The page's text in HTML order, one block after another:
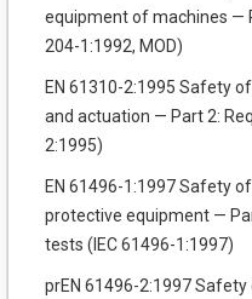
equipment of machines —
204-1:1992, MOD)
EN 61310-2:1995 Safety
and actuation — Part 2:
2:1995)
EN 61496-1:1997 Safety
protective equipment —
tests (IEC 61496-1:1997)
prEN 61496-2:1997